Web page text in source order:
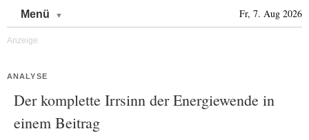
Menü Fr, 7. Aug 2026
ANALYSE
Der komplette Irrsinn der Energiewende in
einem Beitrag